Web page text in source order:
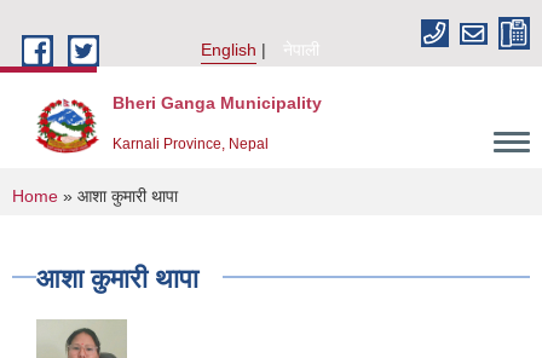
English
नेपाली
Bheri Ganga Municipality
Karnali Province, Nepal
You are here
Home » आशा कुमारी थापा
आशा कुमारी थापा